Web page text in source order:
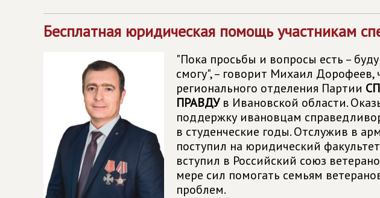
Бесплатная юридическая помощь участникам
"Пока просьбы и вопросы есть –
смогу", – говорит Михаил Дорофеев,
регионального отделения Партии
ПРАВДУв Ивановской области.
поддержку ивановцам
в студенческие годы. Отслужив в
поступил на юридический
вступил в Российский союз
мере сил помогать семьям
проблем.